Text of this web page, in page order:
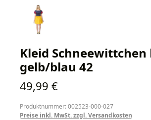
Kleid Schneewittchen
gelb/blau 42
Regulärer Preis:
49,99 €
Produktnummer: 002523-000-027
Preise inkl. MwSt. zzgl. Versandkosten